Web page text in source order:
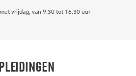
vrijdag, van 9.30 tot 16.30 uur